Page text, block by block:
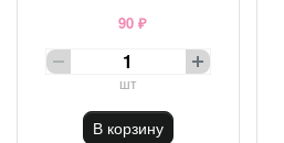
90 ₽
шт
В корзину